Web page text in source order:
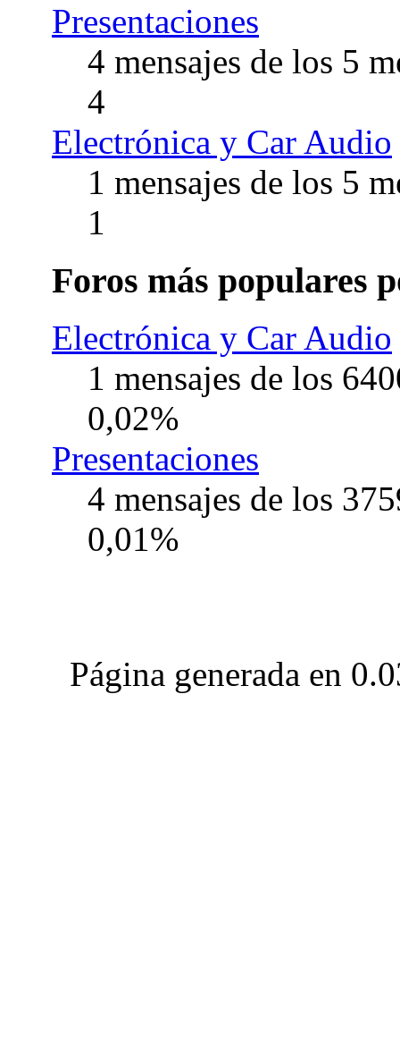
Presentaciones
4 mensajes de los 5
4
Electrónica y Car Audio
1 mensajes de los 5
1
Foros más populares
Electrónica y Car Audio
1 mensajes de los
0,02%
Presentaciones
4 mensajes de los
0,01%
Página generada en